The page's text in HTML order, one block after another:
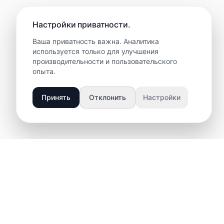
Настройки приватности.
Ваша приватность важна. Аналитика
используется только для улучшения
производительности и пользовательского
опыта.
Принять Отклонить Настройки